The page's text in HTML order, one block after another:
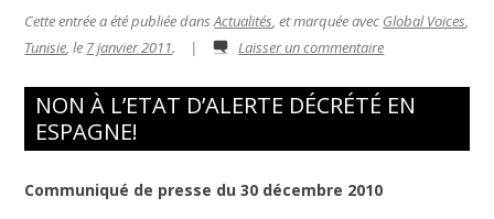
Cette entrée a été publiée dansActualités, et marquée avec Global Voices,
Tunisie, le 7 janvier 2011. | Laisser un commentaire
NON À L’ETAT D’ALERTE DÉCRÉTÉ EN
ESPAGNE!
Communiqué de presse du 30 décembre 2010